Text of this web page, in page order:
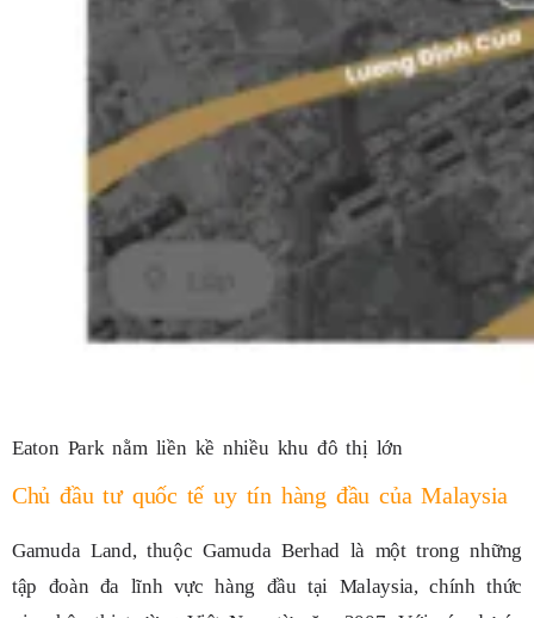
Eaton Park nằm liền kề nhiều khu đô thị lớn
Chủ đầu tư quốc tế uy tín hàng đầu của Malaysia
Gamuda Land, thuộc Gamuda Berhad là một trong những
tập đoàn đa lĩnh vực hàng đầu tại Malaysia, chính thức